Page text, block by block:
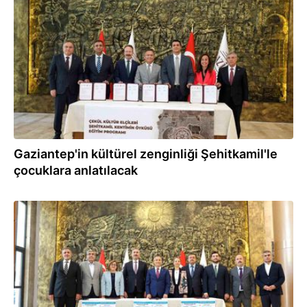
18.09.2025
Gaziantep'in kültürel zenginliği Şehitkamil'le
çocuklara anlatılacak
05.09.2025